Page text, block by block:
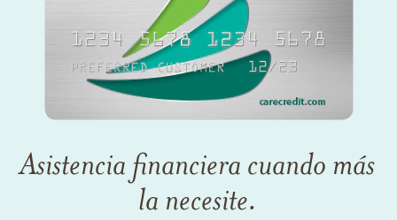
Asistencia financiera cuando más
la necesite.